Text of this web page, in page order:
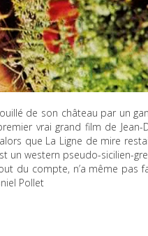
de son château par un
vrai grand film de
que La Ligne de mire
un western pseudo-sicilien-
du compte, n’a même pas
Pollet